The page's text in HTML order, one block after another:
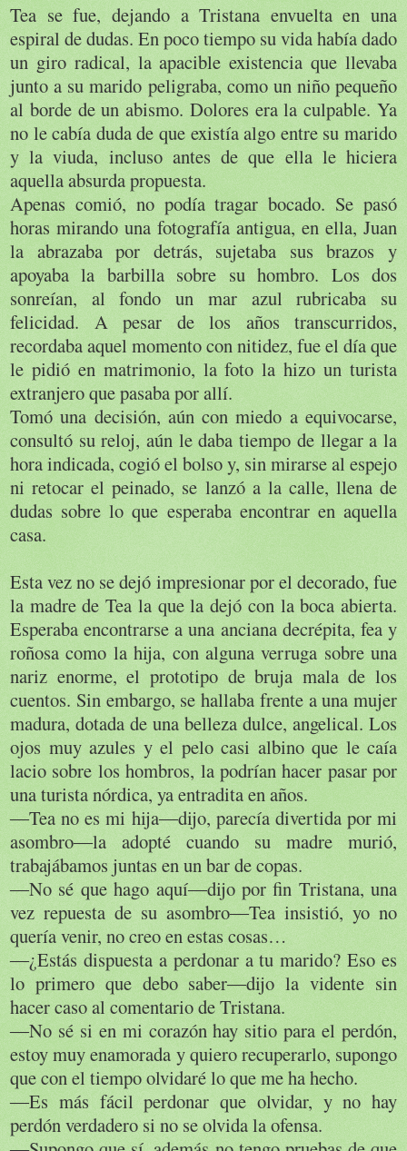
Tea se fue, dejando a Tristana envuelta en una
espiral de dudas. En poco tiempo su vida había dado
un giro radical, la apacible existencia que llevaba
junto a su marido peligraba, como un niño pequeño
al borde de un abismo. Dolores era la culpable. Ya
no le cabía duda de que existía algo entre su marido
y la viuda, incluso antes de que ella le hiciera
aquella absurda propuesta.
Apenas comió, no podía tragar bocado. Se pasó
horas mirando una fotografía antigua, en ella, Juan
la abrazaba por detrás, sujetaba sus brazos y
apoyaba la barbilla sobre su hombro. Los dos
sonreían, al fondo un mar azul rubricaba su
felicidad. A pesar de los años transcurridos,
recordaba aquel momento con nitidez, fue el día que
le pidió en matrimonio, la foto la hizo un turista
extranjero que pasaba por allí.
Tomó una decisión, aún con miedo a equivocarse,
consultó su reloj, aún le daba tiempo de llegar a la
hora indicada, cogió el bolso y, sin mirarse al espejo
ni retocar el peinado, se lanzó a la calle, llena de
dudas sobre lo que esperaba encontrar en aquella
casa.
Esta vez no se dejó impresionar por el decorado, fue
la madre de Tea la que la dejó con la boca abierta.
Esperaba encontrarse a una anciana decrépita, fea y
roñosa como la hija, con alguna verruga sobre una
nariz enorme, el prototipo de bruja mala de los
cuentos. Sin embargo, se hallaba frente a una mujer
madura, dotada de una belleza dulce, angelical. Los
ojos muy azules y el pelo casi albino que le caía
lacio sobre los hombros, la podrían hacer pasar por
una turista nórdica, ya entradita en años.
―Tea no es mi hija―dijo, parecía divertida por mi
asombro―la adopté cuando su madre murió,
trabajábamos juntas en un bar de copas.
―No sé que hago aquí―dijo por fin Tristana, una
vez repuesta de su asombro―Tea insistió, yo no
quería venir, no creo en estas cosas…
―¿Estás dispuesta a perdonar a tu marido? Eso es
lo primero que debo saber―dijo la vidente sin
hacer caso al comentario de Tristana.
―No sé si en mi corazón hay sitio para el perdón,
estoy muy enamorada y quiero recuperarlo, supongo
que con el tiempo olvidaré lo que me ha hecho.
―Es más fácil perdonar que olvidar, y no hay
perdón verdadero si no se olvida la ofensa.